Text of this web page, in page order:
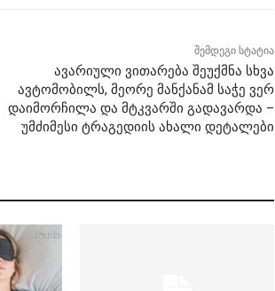
შემდეგი სტატია
ავარიული ვითარება შეუქმნა სხვა
ავტომობილს, მეორე მანქანამ საჭე ვერ
დაიმორჩილა და მტკვარში გადავარდა –
უმძიმესი ტრაგედიის ახალი დეტალები